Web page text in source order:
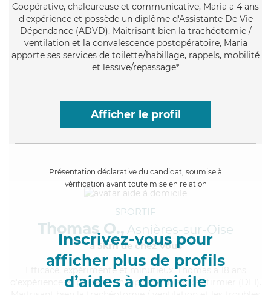
Coopérative, chaleureuse et communicative, Maria a 4 ans
d'expérience et possède un diplôme d'Assistante De Vie
Dépendance (ADVD). Maitrisant bien la trachéotomie /
ventilation et la convalescence postopératoire, Maria
apporte ses services de toilette/habillage, rappels, mobilité
et lessive/repassage*
Afficher le profil
Présentation déclarative du candidat, soumise à
vérification avant toute mise en relation
Inscrivez-vous pour
afficher plus de profils
d’aides à domicile
SPORTIF
Thomas O., Asnières-sur-Oise
à 5km de chez Vous
, expérimenté et minutieux, Thomas a 18 ans
d'expérience et possède un diplôme d'Etat d'infirmier (DEI).